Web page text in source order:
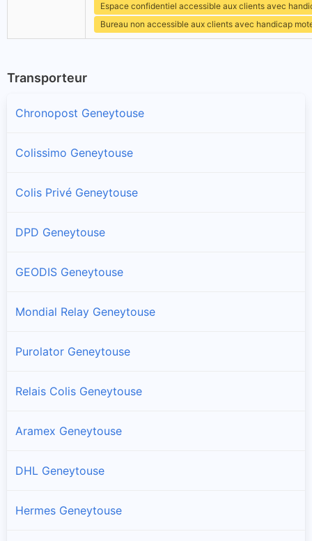
Espace confidentiel accessible aux clients avec
Bureau non accessible aux clients avec handicap
Transporteur
Chronopost Geneytouse
Colissimo Geneytouse
Colis Privé Geneytouse
DPD Geneytouse
GEODIS Geneytouse
Mondial Relay Geneytouse
Purolator Geneytouse
Relais Colis Geneytouse
Aramex Geneytouse
DHL Geneytouse
Hermes Geneytouse